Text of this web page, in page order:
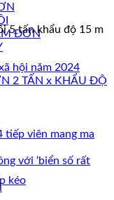
ĐƠN
kéo
5 tấn khẩu độ 15 m
hội năm 2024
2 TẤN x KHẨU ĐỘ
tiếp viên mang ma
với ‘biển số rất